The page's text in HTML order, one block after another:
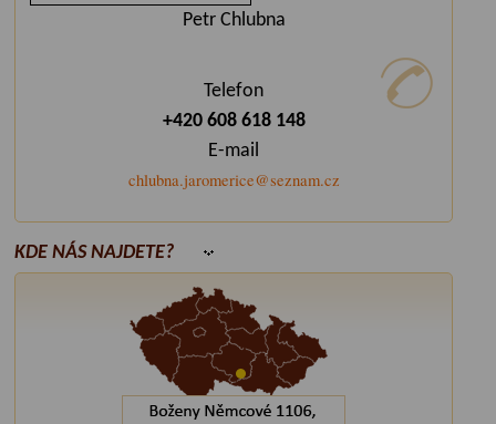
Petr Chlubna
Telefon
+420 608 618 148
E-mail
chlubna.jaromerice@seznam.cz
KDE NÁS NAJDETE?